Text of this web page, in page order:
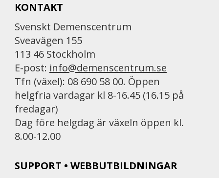
KONTAKT
Svenskt Demenscentrum
Sveavägen 155
113 46 Stockholm
E-post: info@demenscentrum.se
Tfn (växel): 08 690 58 00. Öppen
helgfria vardagar kl 8-16.45 (16.15 på
fredagar)
Dag före helgdag är växeln öppen kl.
8.00-12.00
SUPPORT • WEBBUTBILDNINGAR